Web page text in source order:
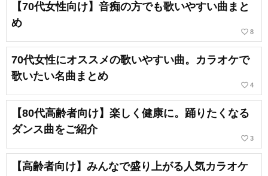
【70代女性向け】音痴の方でも歌いやすい曲まと
め
favorite_border 8
70代女性にオススメの歌いやすい曲。カラオケで
歌いたい名曲まとめ
favorite_border 4
【80代高齢者向け】楽しく健康に。踊りたくなる
ダンス曲をご紹介
favorite_border 3
【高齢者向け】みんなで盛り上がる人気カラオケ